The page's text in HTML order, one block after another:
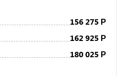
156 275 Р
162 925 Р
180 025 Р